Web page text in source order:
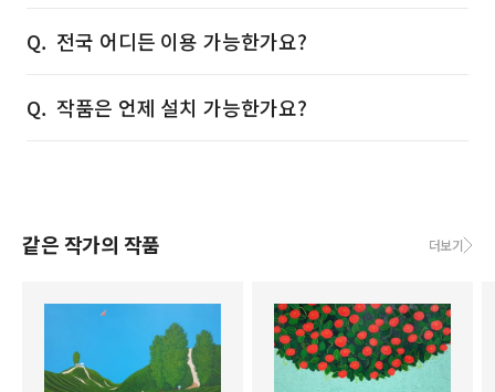
전국 어디든 이용 가능한가요?
작품은 언제 설치 가능한가요?
같은 작가의 작품 더보기